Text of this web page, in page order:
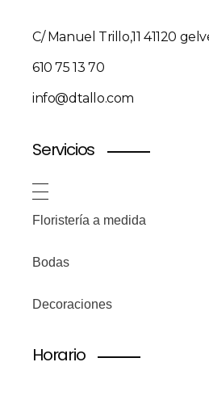
C/ Manuel Trillo,11 41120
610 75 13 70
info@dtallo.com
Servicios
Floristería a medida
Bodas
Decoraciones
Horario